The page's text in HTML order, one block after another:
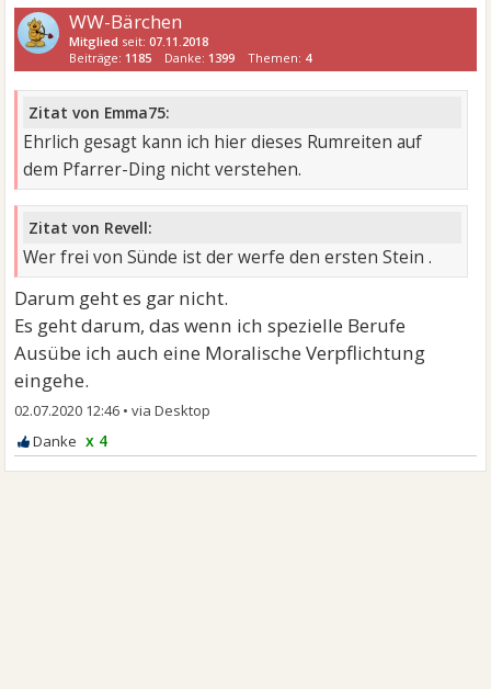
WW-Bärchen
Mitglied seit:07.11.2018
Beiträge: 1185 Danke: 1399 Themen: 4
Zitat von Emma75:
Ehrlich gesagt kann ich hier dieses Rumreiten auf
dem Pfarrer-Ding nicht verstehen.
Zitat von Revell:
Wer frei von Sünde ist der werfe den ersten Stein .
Darum geht es gar nicht.
Es geht darum, das wenn ich spezielle Berufe
Ausübe ich auch eine Moralische Verpflichtung
eingehe.
02.07.2020 12:46 •
x 4